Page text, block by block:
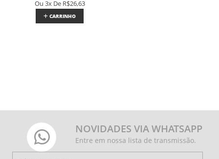
Ou 3x De R$26,63
CARRINHO
NOVIDADES VIA WHATSAPP
Entre em nossa lista de transmissão.